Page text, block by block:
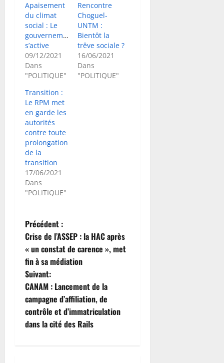
Apaisement
du climat
social : Le
gouvernement
s’active
09/12/2021
Dans
"POLITIQUE"
Rencontre
Choguel-
UNTM :
Bientôt la
trêve sociale ?
16/06/2021
Dans
"POLITIQUE"
Transition :
Le RPM met
en garde les
autorités
contre toute
prolongation
de la
transition
17/06/2021
Dans
"POLITIQUE"
N
a
v
i
g
a
Précédent :
Crise de l’ASSEP : la HAC après
« un constat de carence », met
fin à sa médiation
Suivant:
CANAM : Lancement de la
campagne d’affiliation, de
contrôle et d’immatriculation
dans la cité des Rails